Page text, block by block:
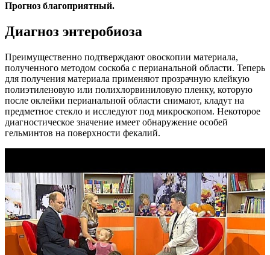
Прогноз благоприятный.
Диагноз энтеробиоза
Преимущественно подтверждают овоскопии материала,
полученного методом соскоба с перианальной области. Теперь
для получения материала применяют прозрачную клейкую
полиэтиленовую или полихлорвиниловую пленку, которую
после оклейки перианальной области снимают, кладут на
предметное стекло и исследуют под микроскопом. Некоторое
диагностическое значение имеет обнаружение особей
гельминтов на поверхности фекалий.